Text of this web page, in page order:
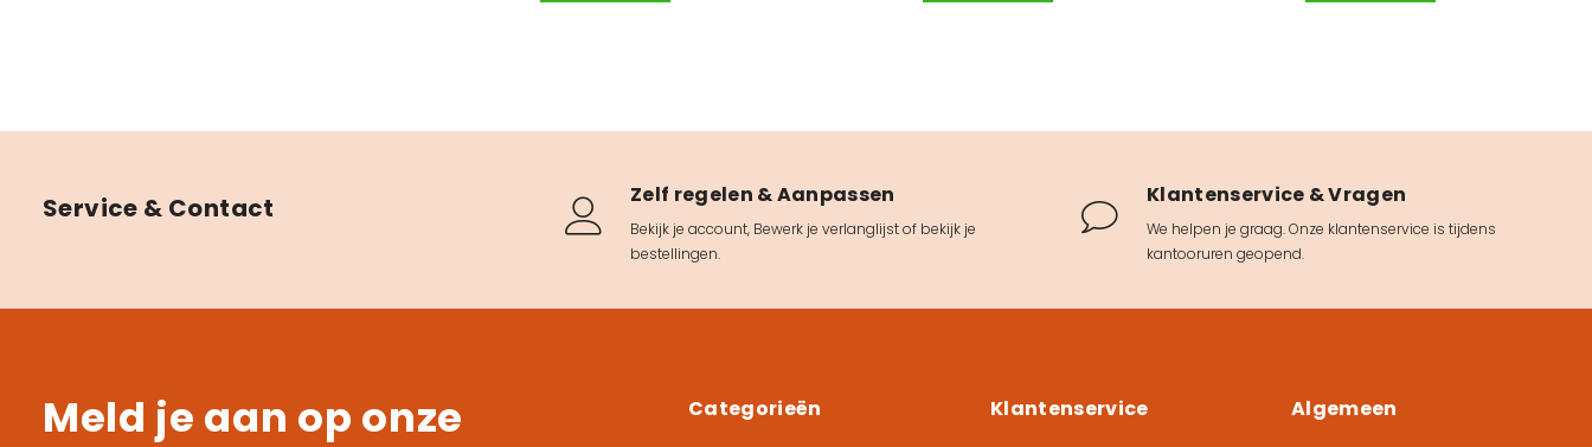
Service & Contact Zelf regelen & Aanpassen
Bekijk je account, Bewerk je verlanglijstof bekijk je
bestellingen.
Klantenservice & Vragen
We helpen je graag. Onze klantenservice is tijdens
kantooruren geopend.
Meld je aan op onze
Categorieën Klantenservice Algemeen